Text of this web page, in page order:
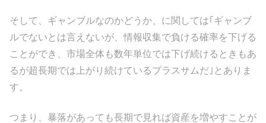
そして、ギャンブルなのかどうか、に関しては｢ギャンブ
ルでないとは言えないが、情報収集で負ける確率を下げる
ことができ、市場全体も数年単位では下げ続けるときもあ
るが超長期では上がり続けているプラスサムだ｣とありま
す。
つまり、暴落があっても長期で見れば資産を増やすことが